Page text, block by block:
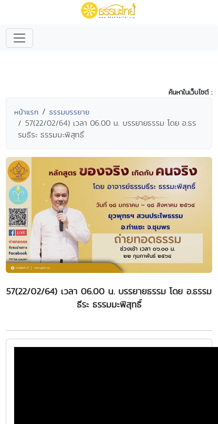
ค้นหาในเว็บไซต์ :
หน้าแรก ธรรมบรรยาย
57(22/02/64) เวลา 06.00 น. บรรยายธรรม โดย อ.ธร
รมธีระ ธรรมมะพิสุทธิ์
57(22/02/64) เวลา 06.00 น. บรรยายธรรม โดย อ.ธรรม
ธีระ ธรรมมะพิสุทธิ์